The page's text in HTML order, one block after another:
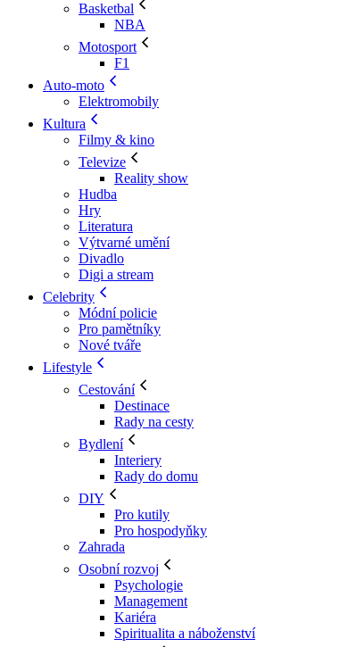
Basketbal
NBA
Motosport
F1
Auto-moto
Elektromobily
Kultura
Filmy & kino
Televize
Reality show
Hudba
Hry
Literatura
Výtvarné umění
Divadlo
Digi a stream
Celebrity
Módní policie
Pro pamětníky
Nové tváře
Lifestyle
Cestování
Destinace
Rady na cesty
Bydlení
Interiery
Rady do domu
DIY
Pro kutily
Pro hospodyňky
Zahrada
Osobní rozvoj
Psychologie
Management
Kariéra
Spiritualita a náboženství